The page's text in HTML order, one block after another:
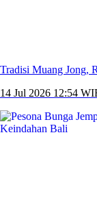
Tradisi Muang Jong,
14 Jul 2026 12:54